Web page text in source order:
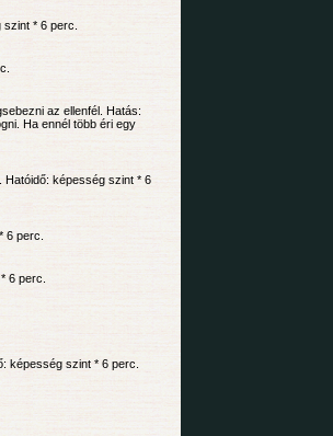
* 6 perc.
az ellenfél. Hatás:
Ha ennél több éri egy
képesség szint * 6
6 perc.
6 perc.
képesség szint * 6 perc.